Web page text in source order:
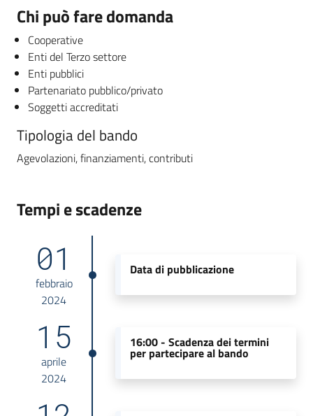
Chi può fare domanda
Cooperative
Enti del Terzo settore
Enti pubblici
Partenariato pubblico/privato
Soggetti accreditati
Tipologia del bando
Agevolazioni, finanziamenti, contributi
Tempi e scadenze
01
febbraio
2024
Data di pubblicazione
15
aprile
2024
16:00 - Scadenza dei termini
per partecipare al bando